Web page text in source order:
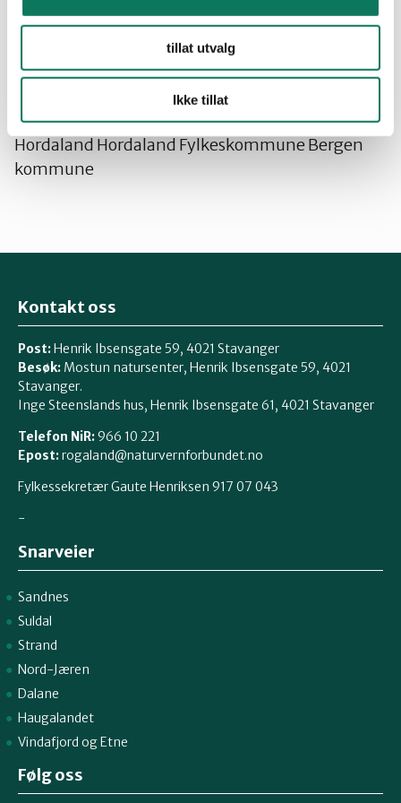
tillat utvalg
Ikke tillat
John Martin Jacobsen Daglig leder
Miljøverndepartementet Fylkesmannen i
Hordaland Hordaland Fylkeskommune Bergen
kommune
Kontakt oss
Post:Henrik Ibsensgate 59, 4021 Stavanger
Besøk: Mostun natursenter, Henrik Ibsensgate 59, 4021
Stavanger.
Inge Steenslands hus, Henrik Ibsensgate 61, 4021 Stavanger
Telefon NiR:966 10 221
Epost:rogaland@naturvernforbundet.no
Fylkessekretær Gaute Henriksen 917 07 043
-
Snarveier
Sandnes
Suldal
Strand
Nord-Jæren
Dalane
Haugalandet
Vindafjord og Etne
Følg oss